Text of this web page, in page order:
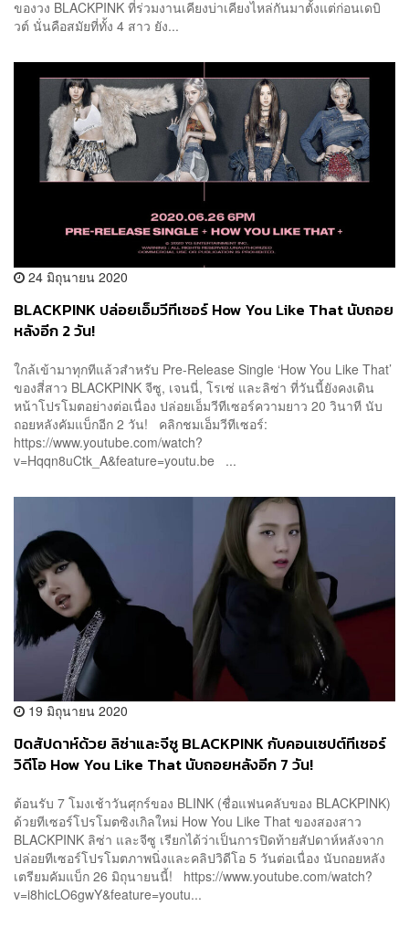
ของวง BLACKPINK ที่ร่วมงานเคียงบ่าเคียงไหล่กันมาตั้งแต่ก่อนเดบิ
วต์ นั่นคือสมัยที่ทั้ง 4 สาว ยัง...
24 มิถุนายน 2020
BLACKPINK ปล่อยเอ็มวีทีเซอร์ How You Like That นับถอย
หลังอีก 2 วัน!
ใกล้เข้ามาทุกทีแล้วสำหรับ Pre-Release Single ‘How You Like That’
ของสี่สาว BLACKPINK จีซู, เจนนี่, โรเซ่ และลิซ่า ที่วันนี้ยังคงเดิน
หน้าโปรโมตอย่างต่อเนื่อง ปล่อยเอ็มวีทีเซอร์ความยาว 20 วินาที นับ
ถอยหลังคัมแบ็กอีก 2 วัน! คลิกชมเอ็มวีทีเซอร์:
https://www.youtube.com/watch?
v=Hqqn8uCtk_A&feature=youtu.be ...
19 มิถุนายน 2020
ปิดสัปดาห์ด้วย ลิซ่าและจีซู BLACKPINK กับคอนเซปต์ทีเซอร์
วิดีโอ How You Like That นับถอยหลังอีก 7 วัน!
ต้อนรับ 7 โมงเช้าวันศุกร์ของ BLINK (ชื่อแฟนคลับของ BLACKPINK)
ด้วยทีเซอร์โปรโมตซิงเกิลใหม่ How You Like That ของสองสาว
BLACKPINK ลิซ่า และจีซู เรียกได้ว่าเป็นการปิดท้ายสัปดาห์หลังจาก
ปล่อยทีเซอร์โปรโมตภาพนิ่งและคลิปวิดีโอ 5 วันต่อเนื่อง นับถอยหลัง
เตรียมคัมแบ็ก 26 มิถุนายนนี้! https://www.youtube.com/watch?
v=i8hicLO6gwY&feature=youtu...